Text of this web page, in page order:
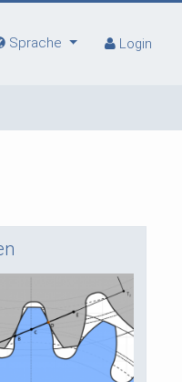
Sprache Login